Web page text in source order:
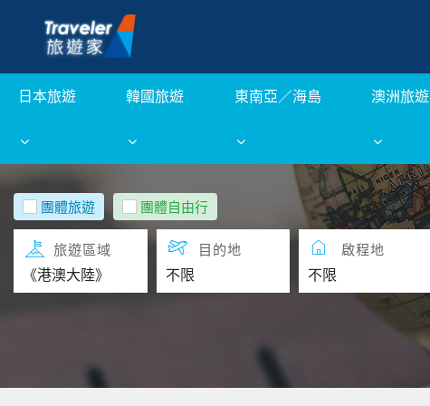
日本旅遊 韓國旅遊 東南亞／海島 澳洲旅遊
團體旅遊 團體自由行
旅遊區域 目的地 啟程地